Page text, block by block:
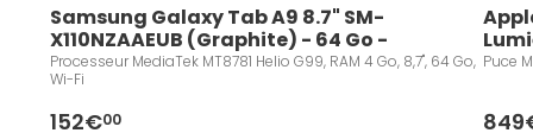
Samsung Galaxy Tab A9 8.7" SM-
X110NZAAEUB (Graphite) - 64 Go -
Reconditionné
Processeur MediaTek MT8781 Helio G99, RAM 4 Go, 8,7", 64 Go,
Wi-Fi
152€00
Puce